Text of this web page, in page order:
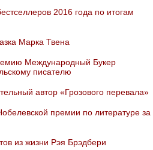
2016 года по итогам
Марка Твена
Международный Букер
писателю
автор «Грозового перевала»
премии по литературе за
из жизни Рэя Брэдбери